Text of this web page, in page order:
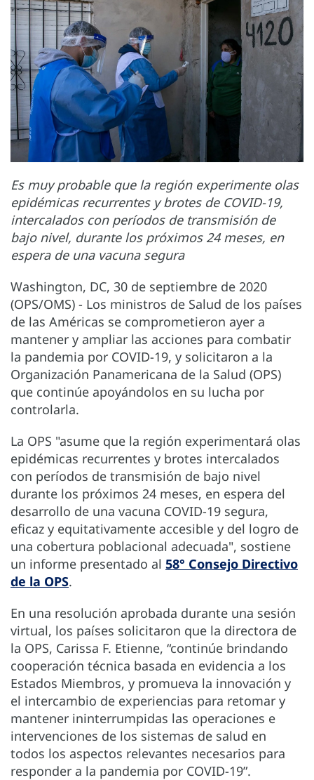
Es muy probable que la región experimente olas
epidémicas recurrentes y brotes de COVID-19,
intercalados con períodos de transmisión de
bajo nivel, durante los próximos 24 meses, en
espera de una vacuna segura
Washington, DC, 30 de septiembre de 2020
(OPS/OMS) - Los ministros de Salud de los países
de las Américas se comprometieron ayer a
mantener y ampliar las acciones para combatir
la pandemia por COVID-19, y solicitaron a la
Organización Panamericana de la Salud (OPS)
que continúe apoyándolos en su lucha por
controlarla.
La OPS "asume que la región experimentará olas
epidémicas recurrentes y brotes intercalados
con períodos de transmisión de bajo nivel
durante los próximos 24 meses, en espera del
desarrollo de una vacuna COVID-19 segura,
eficaz y equitativamente accesible y del logro de
una cobertura poblacional adecuada", sostiene
un informe presentado al 58° Consejo Directivo
de la OPS.
En una resolución aprobada durante una sesión
virtual, los países solicitaron que la directora de
la OPS, Carissa F. Etienne, “continúe brindando
cooperación técnica basada en evidencia a los
Estados Miembros, y promueva la innovación y
el intercambio de experiencias para retomar y
mantener ininterrumpidas las operaciones e
intervenciones de los sistemas de salud en
todos los aspectos relevantes necesarios para
responder a la pandemia por COVID-19”.